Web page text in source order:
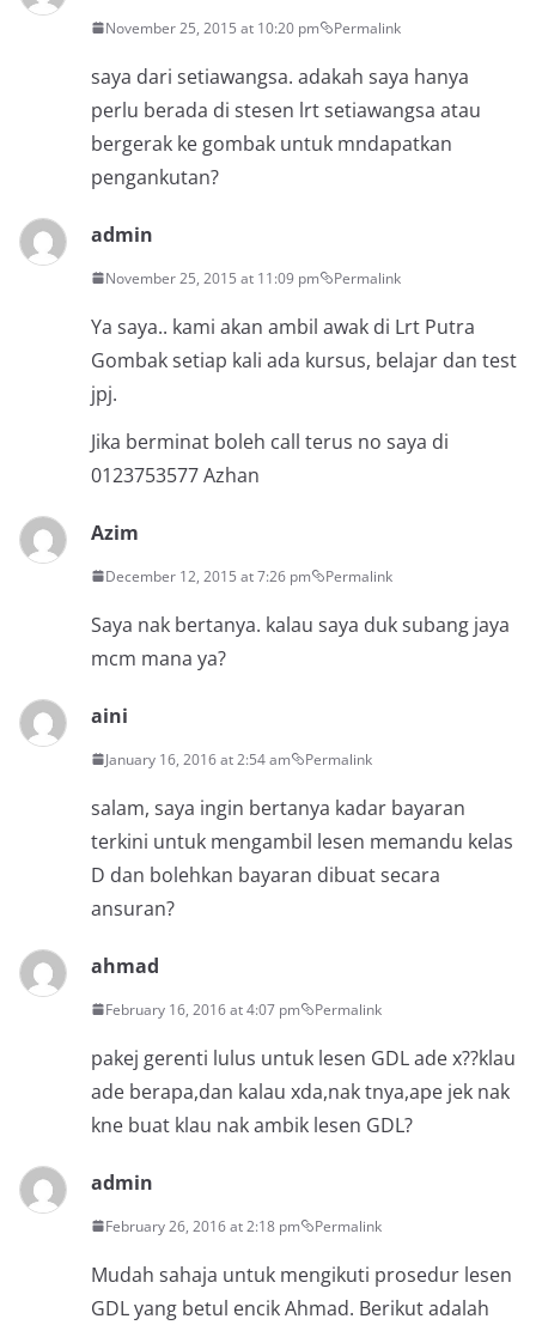
November 25, 2015 at 10:20 pm Permalink
saya dari setiawangsa. adakah saya hanya
perlu berada di stesen lrt setiawangsa atau
bergerak ke gombak untuk mndapatkan
pengankutan?
admin
November 25, 2015 at 11:09 pm Permalink
Ya saya.. kami akan ambil awak di Lrt Putra
Gombak setiap kali ada kursus, belajar dan test
jpj.
Jika berminat boleh call terus no saya di
0123753577 Azhan
Azim
December 12, 2015 at 7:26 pm Permalink
Saya nak bertanya. kalau saya duk subang jaya
mcm mana ya?
aini
January 16, 2016 at 2:54 am Permalink
salam, saya ingin bertanya kadar bayaran
terkini untuk mengambil lesen memandu kelas
D dan bolehkan bayaran dibuat secara
ansuran?
ahmad
February 16, 2016 at 4:07 pm Permalink
pakej gerenti lulus untuk lesen GDL ade x??klau
ade berapa,dan kalau xda,nak tnya,ape jek nak
kne buat klau nak ambik lesen GDL?
admin
February 26, 2016 at 2:18 pm Permalink
Mudah sahaja untuk mengikuti prosedur lesen
GDL yang betul encik Ahmad. Berikut adalah